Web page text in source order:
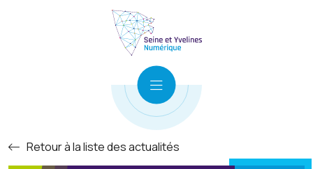
Retour à la liste des actualités